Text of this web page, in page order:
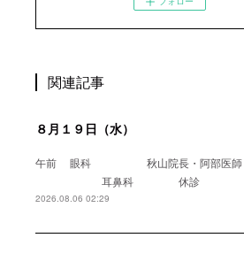
関連記事
８月１９日（水）
午前 眼科 秋山院長・
耳鼻科 休診 糖
2026.08.06 02:29